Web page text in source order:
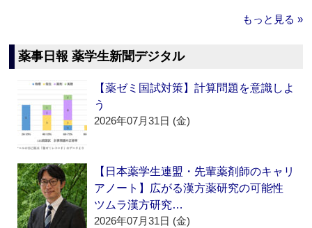
もっと見る »
薬事日報 薬学生新聞デジタル
【薬ゼミ国試対策】計算問題を意識しよ
う
2026年07月31日 (金)
【日本薬学生連盟・先輩薬剤師のキャリ
アノート】広がる漢方薬研究の可能性
ツムラ漢方研究…
2026年07月31日 (金)